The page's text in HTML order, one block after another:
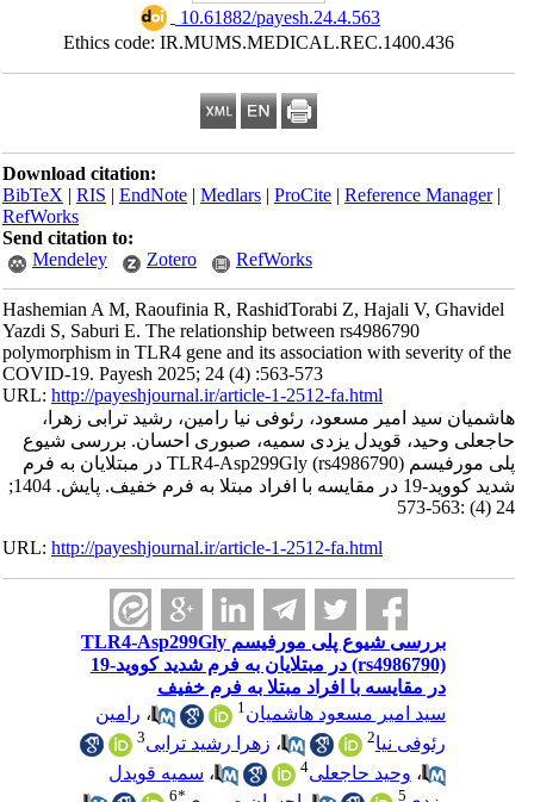
‎ 10.61882/payesh.24.4.563
Ethics code: IR.MUMS.MEDICAL.REC.1400.436
Download citation:
BibTeX|RIS|EndNote|Medlars|ProCite|Reference Manager
RefWorks
Send citation to:
Mendeley
Zotero RefWorks
Hashemian A M, Raoufinia R, RashidTorabi Z, Hajali V, Ghavidel
Yazdi S, Saburi E. The relationship between rs4986790
polymorphism in TLR4 gene and its association with severity of the
COVID-19. Payesh 2025; 24 (4) :563-573
URL:http://payeshjournal.ir/article-1-2512-fa.html
هاشمیان سید امیر مسعود، رئوفی نیا رامین، رشید ترابی زهرا،
حاجعلی وحید، قویدل یزدی سمیه، صبوری احسان. بررسی شیوع
پلی مورفیسم TLR4-Asp299Gly (rs4986790) در مبتلایان به فرم
شدید کووید-19 در مقایسه با افراد مبتلا به فرم خفیف. پایش. 1404;
24 (4) :563-573
URL:http://payeshjournal.ir/article-1-2512-fa.html
بررسی شیوع پلی مورفیسم TLR4-Asp299Gly
(rs4986790) در مبتلایان به فرم شدید کووید-19
در مقایسه با افراد مبتلا به فرم خفیف
سید امیر مسعود هاشمیان 1 ،رامین
رئوفی نیا2 ،زهرا رشید ترابی
،وحید حاجعلی ،سمیه قویدل
6